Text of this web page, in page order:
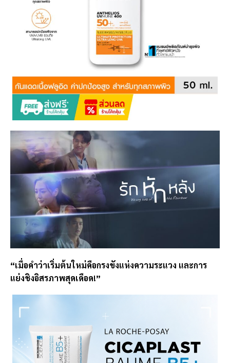
“เมื่อคำว่าเริ่มต้นใหม่คือกรงขังแห่งความระแวง และการ
แย่งชิงอิสรภาพสุดเดือด!”